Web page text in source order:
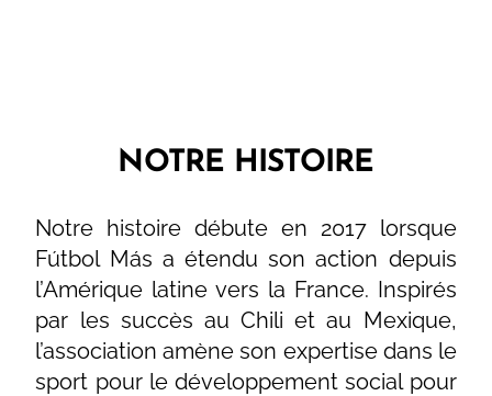
NOTRE HISTOIRE
Notre histoire débute en 2017 lorsque
Fútbol Más a étendu son action depuis
l’Amérique latine vers la France. Inspirés
par les succès au Chili et au Mexique,
l’association amène son expertise dans le
sport pour le développement social pour